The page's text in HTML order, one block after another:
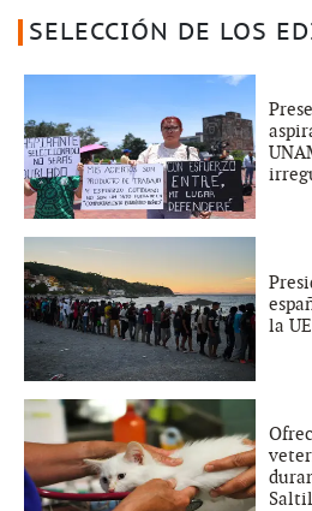
SELECCIÓN DE LOS
la